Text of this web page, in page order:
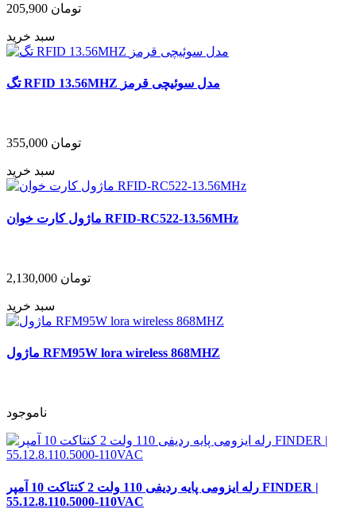
205,900 تومان
سبد خرید
تگ RFID 13.56MHZ مدل سوئیچی قرمز
355,000 تومان
سبد خرید
ماژول کارت خوان RFID-RC522-13.56MHz
2,130,000 تومان
سبد خرید
ماژول RFM95W lora wireless 868MHZ
ناموجود
رله ایزومی پایه ردیفی 110 ولت 2 کنتاکت 10 آمپر FINDER |
55.12.8.110.5000-110VAC